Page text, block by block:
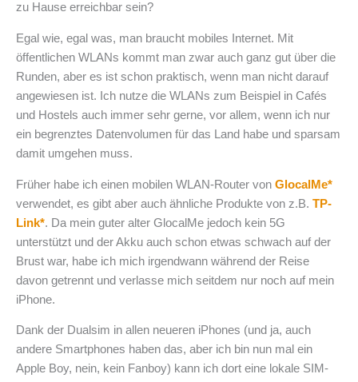
zu Hause erreichbar sein?
Egal wie, egal was, man braucht mobiles Internet. Mit
öffentlichen WLANs kommt man zwar auch ganz gut über die
Runden, aber es ist schon praktisch, wenn man nicht darauf
angewiesen ist. Ich nutze die WLANs zum Beispiel in Cafés
und Hostels auch immer sehr gerne, vor allem, wenn ich nur
ein begrenztes Datenvolumen für das Land habe und sparsam
damit umgehen muss.
Früher habe ich einen mobilen WLAN-Router von GlocalMe*
verwendet, es gibt aber auch ähnliche Produkte von z.B. TP-
Link*. Da mein guter alter GlocalMe jedoch kein 5G
unterstützt und der Akku auch schon etwas schwach auf der
Brust war, habe ich mich irgendwann während der Reise
davon getrennt und verlasse mich seitdem nur noch auf mein
iPhone.
Dank der Dualsim in allen neueren iPhones (und ja, auch
andere Smartphones haben das, aber ich bin nun mal ein
Apple Boy, nein, kein Fanboy) kann ich dort eine lokale SIM-